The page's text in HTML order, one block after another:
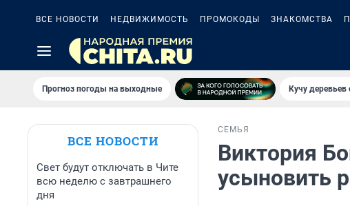
ВСЕ НОВОСТИ НЕДВИЖИМОСТЬ ПРОМОКОДЫ ЗНАКОМСТВА
Прогноз погоды на выходные Кучу деревьев
ВСЕ НОВОСТИ
Свет будут отключать в Чите
всю неделю с завтрашнего
дня
СЕМЬЯ
Виктория
усыновить